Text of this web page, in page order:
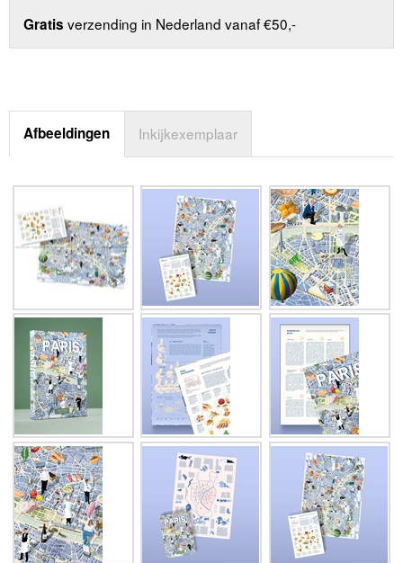
Gratis verzending in Nederland vanaf €50,-
Afbeeldingen Inkijkexemplaar